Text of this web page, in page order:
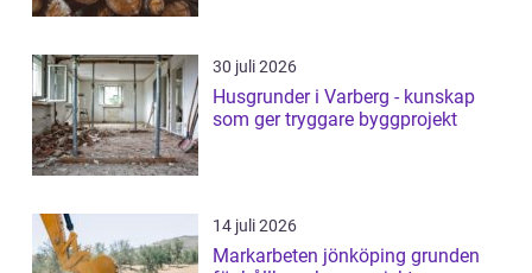
30 juli 2026
Husgrunder i Varberg - kunskap
som ger tryggare byggprojekt
14 juli 2026
Markarbeten jönköping grunden